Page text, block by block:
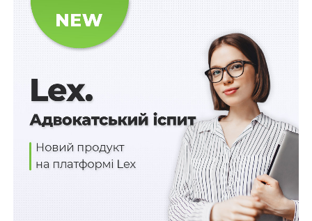
Призупинено переведення на денну форму
здобувачів фахової передвищої та вищої
освіти. Але не всіх
МОН обрав 107 закладів профосвіти, які
отримають кошти на модернізацію
Атестовані наукові установи внесуть до Єдиної
електронної бази освіти
286 млн доларів від МБРР на доступність
освіти
МОН ОСВІТА